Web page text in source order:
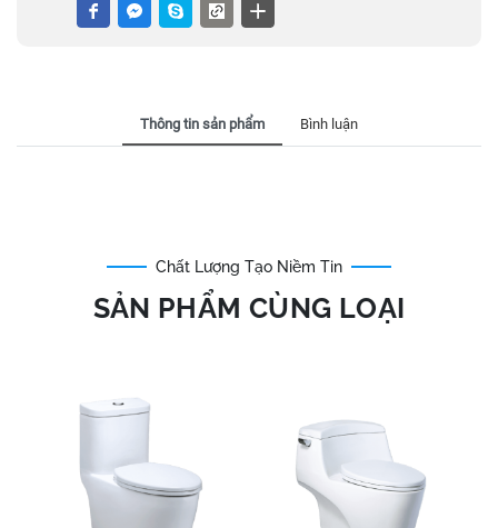
Thông tin sản phẩm Bình luận
Chất Lượng Tạo Niềm Tin
SẢN PHẨM CÙNG LOẠI